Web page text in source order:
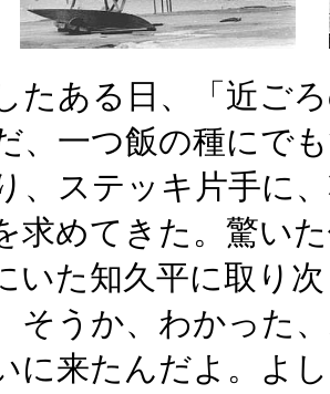
たある日、「近ご
、一つ飯の種にで
、ステッキ片手に
求めてきた。驚い
いた知久平に取り
そうか、わかった
に来たんだよ。よ